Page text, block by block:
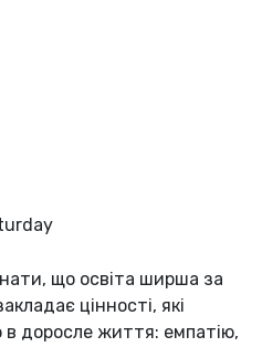
що освіта ширша за
цінності, які
доросле життя: емпатію,